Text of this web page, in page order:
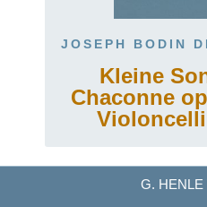
JOSEPH BODIN
Kleine
Chaconne
G. HENLE